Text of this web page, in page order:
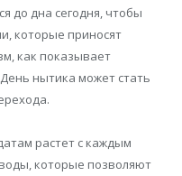
до дна сегодня, чтобы
которые приносят
как показывает
нытика может стать
растет с каждым
которые позволяют